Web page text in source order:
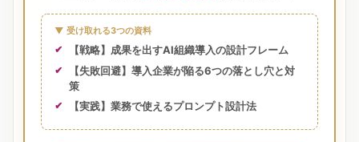
▼ 受け取れる3つの資料
【戦略】成果を出すAI組織導入の設計フレーム
【失敗回避】導入企業が陥る6つの落とし穴と対
策
【実践】業務で使えるプロンプト設計法